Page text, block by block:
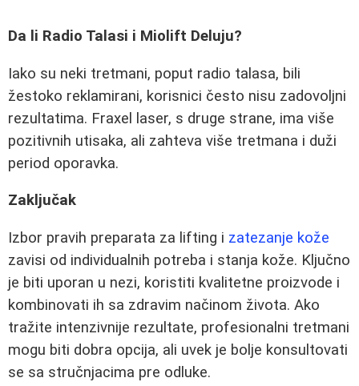
Da li Radio Talasi i Miolift Deluju?
Iako su neki tretmani, poput radio talasa, bili
žestoko reklamirani, korisnici često nisu zadovoljni
rezultatima. Fraxel laser, s druge strane, ima više
pozitivnih utisaka, ali zahteva više tretmana i duži
period oporavka.
Zaključak
Izbor pravih preparata za lifting i zatezanje kože
zavisi od individualnih potreba i stanja kože. Ključno
je biti uporan u nezi, koristiti kvalitetne proizvode i
kombinovati ih sa zdravim načinom života. Ako
tražite intenzivnije rezultate, profesionalni tretmani
mogu biti dobra opcija, ali uvek je bolje konsultovati
se sa stručnjacima pre odluke.